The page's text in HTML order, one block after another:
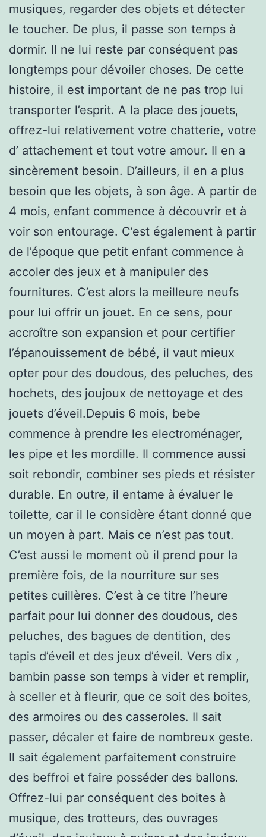
musiques, regarder des objets et détecter
le toucher. De plus, il passe son temps à
dormir. Il ne lui reste par conséquent pas
longtemps pour dévoiler choses. De cette
histoire, il est important de ne pas trop lui
transporter l’esprit. A la place des jouets,
offrez-lui relativement votre chatterie, votre
d’ attachement et tout votre amour. Il en a
sincèrement besoin. D’ailleurs, il en a plus
besoin que les objets, à son âge. A partir de
4 mois, enfant commence à découvrir et à
voir son entourage. C’est également à partir
de l’époque que petit enfant commence à
accoler des jeux et à manipuler des
fournitures. C’est alors la meilleure neufs
pour lui offrir un jouet. En ce sens, pour
accroître son expansion et pour certifier
l’épanouissement de bébé, il vaut mieux
opter pour des doudous, des peluches, des
hochets, des joujoux de nettoyage et des
jouets d’éveil.Depuis 6 mois, bebe
commence à prendre les electroménager,
les pipe et les mordille. Il commence aussi
soit rebondir, combiner ses pieds et résister
durable. En outre, il entame à évaluer le
toilette, car il le considère étant donné que
un moyen à part. Mais ce n’est pas tout.
C’est aussi le moment où il prend pour la
première fois, de la nourriture sur ses
petites cuillères. C’est à ce titre l’heure
parfait pour lui donner des doudous, des
peluches, des bagues de dentition, des
tapis d’éveil et des jeux d’éveil. Vers dix ,
bambin passe son temps à vider et remplir,
à sceller et à fleurir, que ce soit des boites,
des armoires ou des casseroles. Il sait
passer, décaler et faire de nombreux geste.
Il sait également parfaitement construire
des beffroi et faire posséder des ballons.
Offrez-lui par conséquent des boites à
musique, des trotteurs, des ouvrages